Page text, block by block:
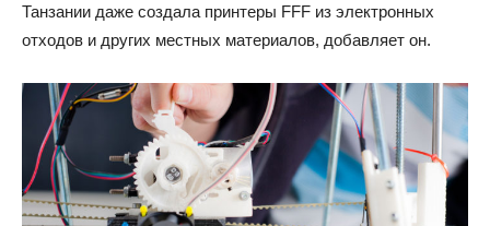
Танзании даже создала принтеры FFF из электронных
отходов и других местных материалов, добавляет он.